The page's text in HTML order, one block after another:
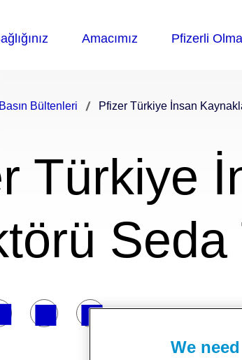
Basın Bültenleri Pfizer Türkiye İnsan
Türkiye
Seda
We